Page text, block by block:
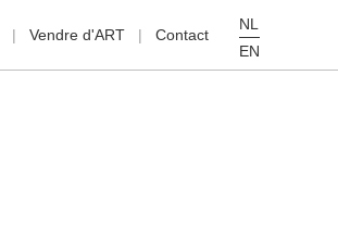
NL
EN
Vendre d'ART Contact